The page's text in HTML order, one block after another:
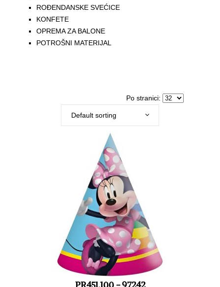
ROĐENDANSKE SVEĆICE
KONFETE
OPREMA ZA BALONE
POTROŠNI MATERIJAL
Po stranici:
Default sorting